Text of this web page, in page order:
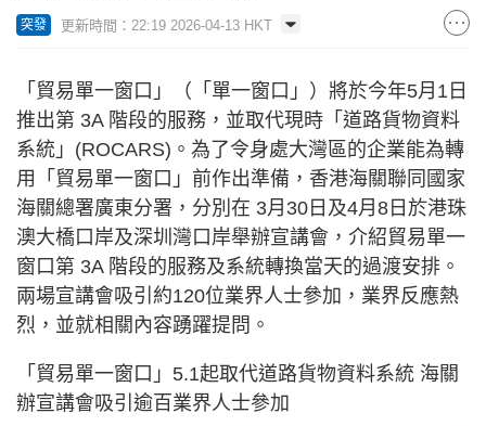
突發 更新時間：22:19 2026-04-13 HKT
「貿易單一窗口」（「單一窗口」）將於今年5月1日
推出第 3A 階段的服務，並取代現時「道路貨物資料
系統」(ROCARS)。為了令身處大灣區的企業能為轉
用「貿易單一窗口」前作出準備，香港海關聯同國家
海關總署廣東分署，分別在 3月30日及4月8日於港珠
澳大橋口岸及深圳灣口岸舉辦宣講會，介紹貿易單一
窗口第 3A 階段的服務及系統轉換當天的過渡安排。
兩場宣講會吸引約120位業界人士參加，業界反應熱
烈，並就相關內容踴躍提問。
「貿易單一窗口」5.1起取代道路貨物資料系統 海關
辦宣講會吸引逾百業界人士參加